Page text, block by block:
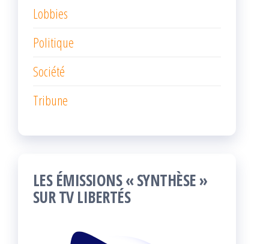
Lobbies
Politique
Société
Tribune
LES ÉMISSIONS « SYNTHÈSE »
SUR TV LIBERTÉS